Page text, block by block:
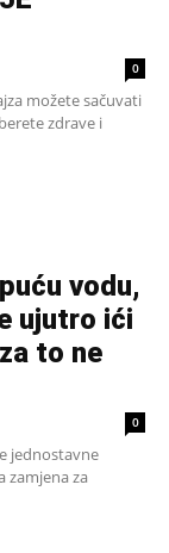
0
možete sačuvati
zdrave i
vodu,
ujutro ići
to ne
0
jednostavne
zamjena za